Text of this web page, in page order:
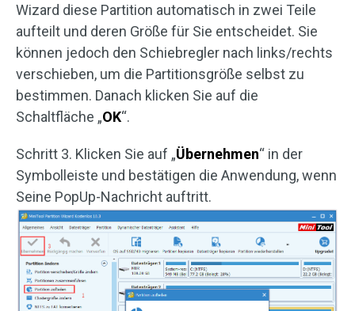
Wizard diese Partition automatisch in zwei Teile
aufteilt und deren Größe für Sie entscheidet. Sie
können jedoch den Schiebregler nach links/rechts
verschieben, um die Partitionsgröße selbst zu
bestimmen. Danach klicken Sie auf die
Schaltfläche „OK“.
Schritt 3. Klicken Sie auf „Übernehmen“ in der
Symbolleiste und bestätigen die Anwendung, wenn
Seine PopUp-Nachricht auftritt.